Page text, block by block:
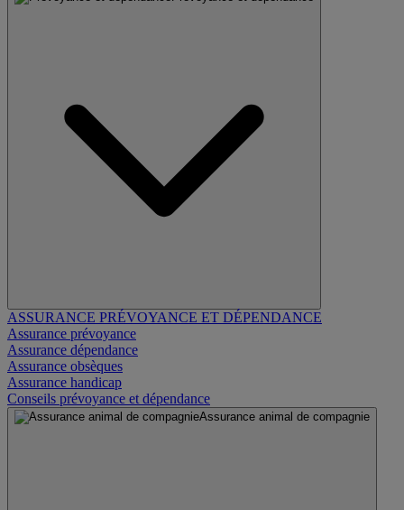
ASSURANCE PRÉVOYANCE ET DÉPENDANCE
Assurance prévoyance
Assurance dépendance
Assurance obsèques
Assurance handicap
Conseils prévoyance et dépendance
Assurance animal de compagnie